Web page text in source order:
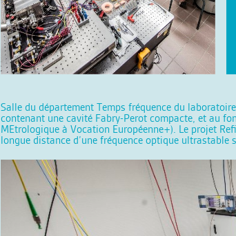
Salle du département Temps fréquence du
contenant une cavité Fabry-Perot compacte, et au
MEtrologique à Vocation Européenne+). Le projet
longue distance d’une fréquence optique